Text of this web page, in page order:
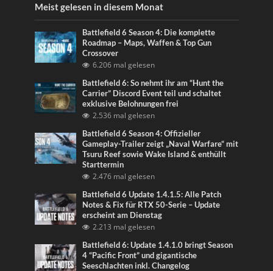
Meist gelesen in diesem Monat
Battlefield 6 Season 4: Die komplette
Roadmap – Maps, Waffen & Top Gun
Crossover
6.206 mal gelesen
Battlefield 6: So nehmt ihr am “Hunt the
Carrier” Discord Event teil und schaltet
exklusive Belohnungen frei
2.536 mal gelesen
Battlefield 6 Season 4: Offizieller
Gameplay-Trailer zeigt „Naval Warfare“ mit
Tsuru Reef sowie Wake Island & enthüllt
Starttermin
2.476 mal gelesen
Battlefield 6 Update 1.4.1.5: Alle Patch
Notes & Fix für RTX 50-Serie – Update
erscheint am Dienstag
2.213 mal gelesen
Battlefield 6: Update 1.4.1.0 bringt Season
4 “Pacific Front” und gigantische
Seeschlachten inkl. Changelog